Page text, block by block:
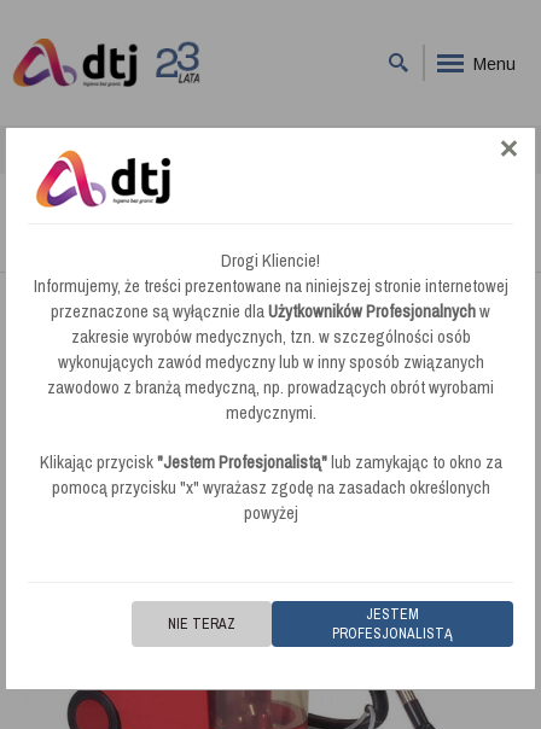
Menu
Drogi Kliencie!
Informujemy, że treści prezentowane na niniejszej stronie internetowej
przeznaczone są wyłącznie dlaUżytkowników Profesjonalnychw
zakresie wyrobów medycznych, tzn. w szczególności osób
wykonujących zawód medyczny lub w inny sposób związanych
zawodowo z branżą medyczną, np. prowadzących obrót wyrobami
medycznymi.
Klikając przycisk"Jestem Profesjonalistą"lub zamykając to okno za
pomocą przycisku "x" wyrażasz zgodę na zasadach określonych
powyżej
JESTEM
PROFESJONALISTĄ
NIE TERAZ